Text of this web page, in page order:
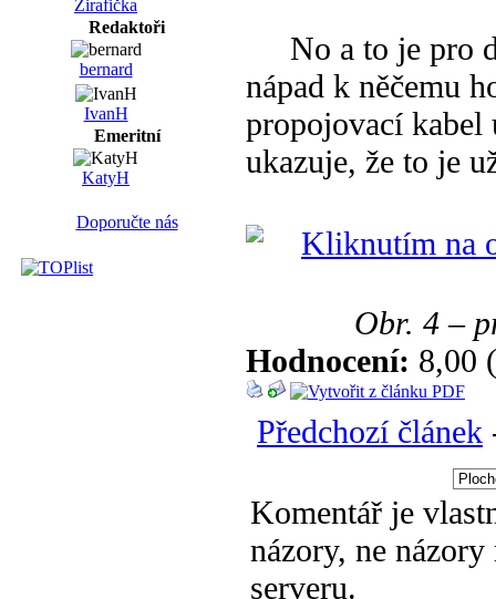
Žirafička
Redaktoři
bernard
IvanH
Emeritní
KatyH
Doporučte nás
No a to je pro
nápad k něčemu
propojovací kabel
ukazuje, že to je
Obr. 4 –
Hodnocení: 8,00
Předchozí článek
Komentář je
názory, ne
serveru.